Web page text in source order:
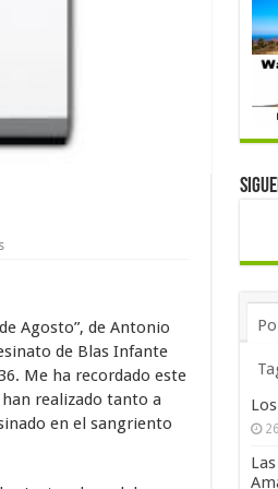
Agosto”, de Antonio
de Blas Infante
Me ha recordado este
realizado tanto a
en el sangriento